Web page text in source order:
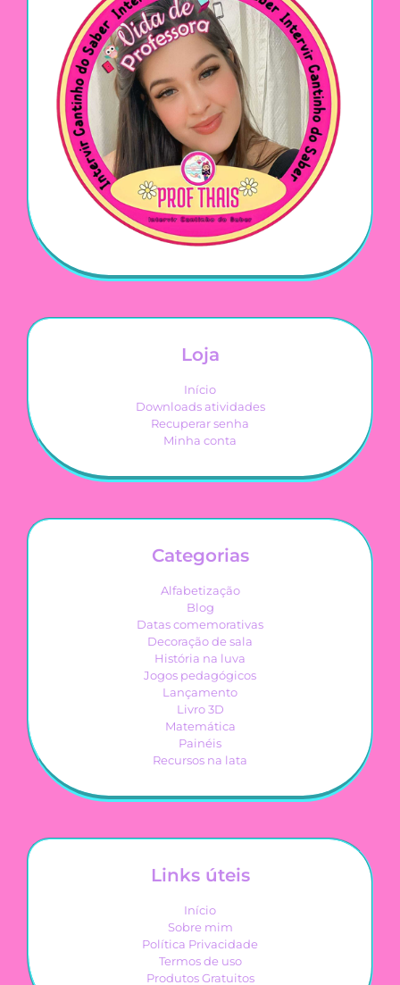
Loja
Início
Downloads atividades
Recuperar senha
Minha conta
Categorias
Alfabetização
Blog
Datas comemorativas
Decoração de sala
História na luva
Jogos pedagógicos
Lançamento
Livro 3D
Matemática
Painéis
Recursos na lata
Links úteis
Início
Sobre mim
Política Privacidade
Termos de uso
Produtos Gratuitos